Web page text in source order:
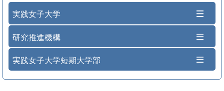
実践女子大学
研究推進機構
実践女子大学短期大学部